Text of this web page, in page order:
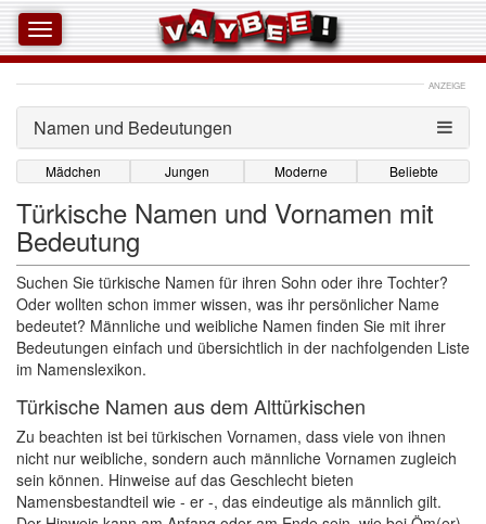
ANZEIGE
Namen und Bedeutungen
Mädchen Jungen Moderne Beliebte
Türkische Namen und Vornamen mit
Bedeutung
Suchen Sie türkische Namen für ihren Sohn oder ihre Tochter?
Oder wollten schon immer wissen, was ihr persönlicher Name
bedeutet? Männliche und weibliche Namen finden Sie mit ihrer
Bedeutungen einfach und übersichtlich in der nachfolgenden Liste
im Namenslexikon.
Türkische Namen aus dem Alttürkischen
Zu beachten ist bei türkischen Vornamen, dass viele von ihnen
nicht nur weibliche, sondern auch männliche Vornamen zugleich
sein können. Hinweise auf das Geschlecht bieten
Namensbestandteil wie - er -, das eindeutige als männlich gilt.